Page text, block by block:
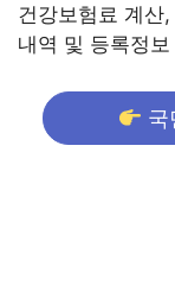
건강보험료 계산
내역 및 등록정보
국